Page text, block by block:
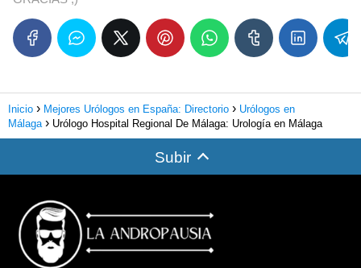
Inicio Mejores Urólogos en España: Directorio
Urólogos en
Málaga
Urólogo Hospital Regional De Málaga: Urología en Málaga
Subir